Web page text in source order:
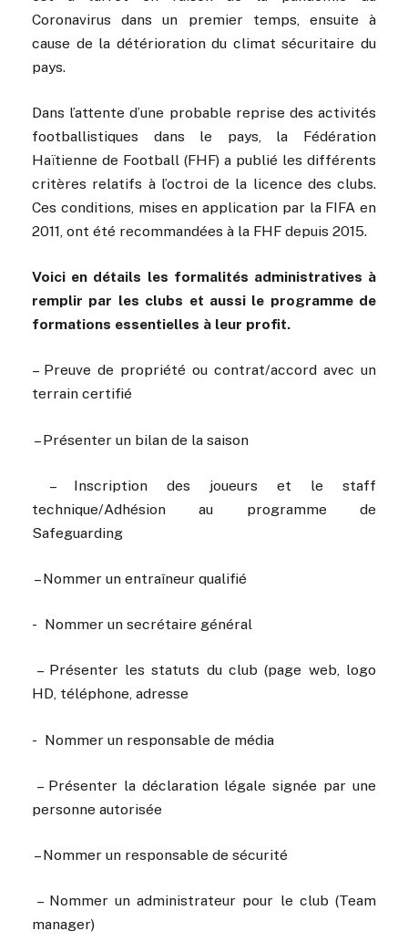
Coronavirus dans un premier temps, ensuite à
cause de la détérioration du climat sécuritaire du
pays.
Dans l’attente d’une probable reprise des activités
footballistiques dans le pays, la Fédération
Haïtienne de Football (FHF) a publié les différents
critères relatifs à l’octroi de la licence des clubs.
Ces conditions, mises en application par la FIFA en
2011, ont été recommandées à la FHF depuis 2015.
Voici en détails les formalités administratives à
remplir par les clubs et aussi le programme de
formations essentielles à leur profit.
– Preuve de propriété ou contrat/accord avec un
terrain certifié
︎ – Présenter un bilan de la saison
︎ – Inscription des joueurs et le staff
technique/Adhésion au programme de
Safeguarding
︎ – Nommer un entraîneur qualifié
︎- Nommer un secrétaire général
︎ – Présenter les statuts du club (page web, logo
HD, téléphone, adresse
-︎ Nommer un responsable de média
︎ – Présenter la déclaration légale signée par une
personne autorisée
︎ – Nommer un responsable de sécurité
︎ – Nommer un administrateur pour le club (Team
manager)